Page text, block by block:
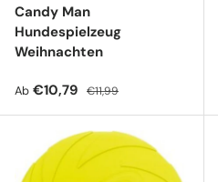
Candy Man
Hundespielzeug
Weihnachten
Verkaufspreis
Ab €10,79 Normaler Preis
€11,99